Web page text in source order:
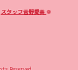
スタッフ菅野愛美 ❁